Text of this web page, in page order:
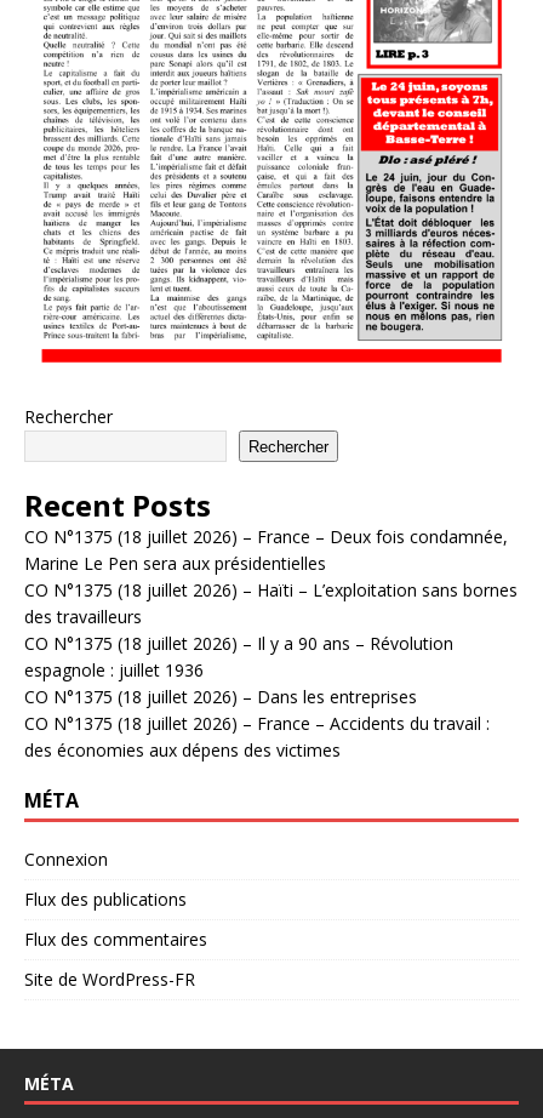
Rechercher
Rechercher
Recent Posts
CO N°1375 (18 juillet 2026) – France – Deux fois condamnée,
Marine Le Pen sera aux présidentielles
CO N°1375 (18 juillet 2026) – Haïti – L’exploitation sans bornes
des travailleurs
CO N°1375 (18 juillet 2026) – Il y a 90 ans – Révolution
espagnole : juillet 1936
CO N°1375 (18 juillet 2026) – Dans les entreprises
CO N°1375 (18 juillet 2026) – France – Accidents du travail :
des économies aux dépens des victimes
MÉTA
Connexion
Flux des publications
Flux des commentaires
Site de WordPress-FR
MÉTA